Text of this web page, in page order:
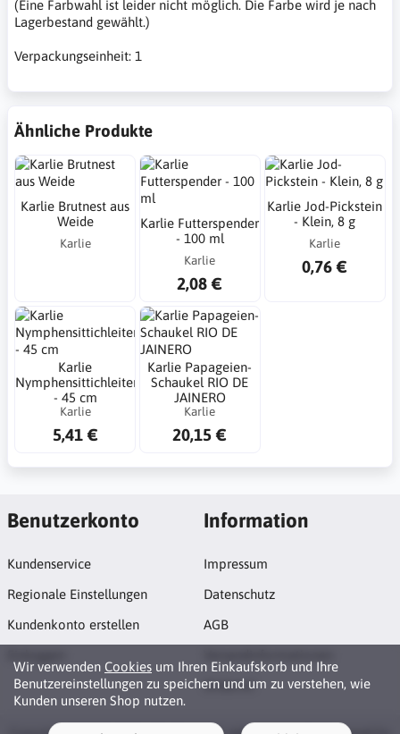
(Eine Farbwahl ist leider nicht möglich. Die Farbe wird je nach
Lagerbestand gewählt.)
Verpackungseinheit: 1
Ähnliche Produkte
Karlie Brutnest aus
Weide
Karlie
Karlie Futterspender
- 100 ml
Karlie
2,08 €
Karlie Jod-Pickstein
- Klein, 8 g
Karlie
0,76 €
Karlie
Nymphensittichleiter
- 45 cm
Karlie
5,41 €
Karlie Papageien-
Schaukel RIO DE
JAINERO
Karlie
20,15 €
Wir verwenden Cookies um Ihren Einkaufskorb und Ihre
Benutzereinstellungen zu speichern und um zu verstehen, wie
Kunden unseren Shop nutzen.
Benutzerkonto
Kundenservice
Regionale Einstellungen
Kundenkonto erstellen
Information
Impressum
Datenschutz
AGB
Widerruf